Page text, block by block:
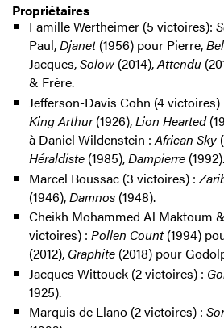
Propriétaires
Famille Wertheimer (5 victoires):
Paul,Djanet(1956) pour Pierre,
Jacques,Solow(2014),Attendu
& Frère.
Jefferson-Davis Cohn (4 victoires)
King Arthur(1926),Lion Hearted
à Daniel Wildenstein :African Sky
Héraldiste (1985),Dampierre (1992).
Marcel Boussac (3 victoires) :
(1946),Damnos(1948).
Cheikh Mohammed Al Maktoum
victoires) : Pollen Count(1994)
(2012), Graphite (2018) pour
Jacques Wittouck (2 victoires) :
1925).
Marquis de Llano (2 victoires) :